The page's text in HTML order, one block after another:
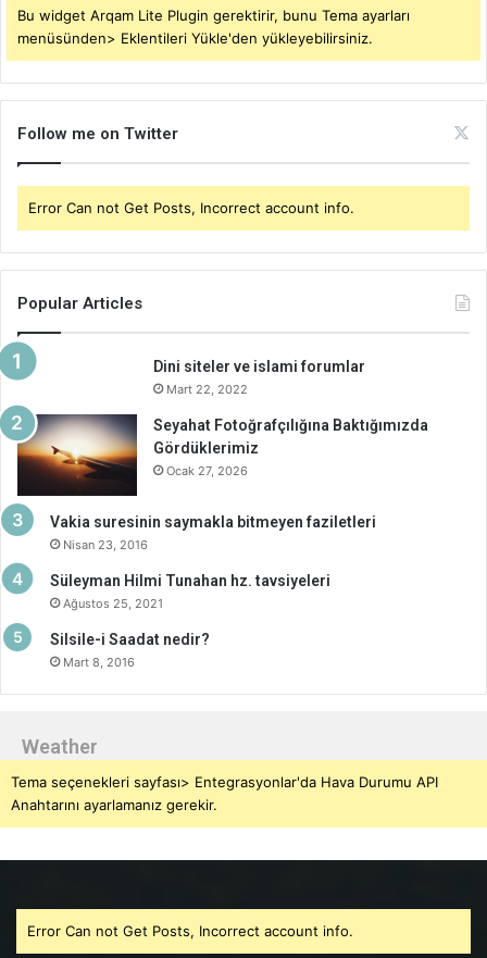
Bu widget Arqam Lite Plugin gerektirir, bunu Tema ayarları
menüsünden> Eklentileri Yükle'den yükleyebilirsiniz.
Follow me on Twitter
Error Can not Get Posts, Incorrect account info.
Popular Articles
Dini siteler ve islami forumlar
Mart 22, 2022
Seyahat Fotoğrafçılığına Baktığımızda
Gördüklerimiz
Ocak 27, 2026
Vakia suresinin saymakla bitmeyen faziletleri
Nisan 23, 2016
Süleyman Hilmi Tunahan hz. tavsiyeleri
Ağustos 25, 2021
Silsile-i Saadat nedir?
Mart 8, 2016
Weather
Tema seçenekleri sayfası> Entegrasyonlar'da Hava Durumu API
Anahtarını ayarlamanız gerekir.
Error Can not Get Posts, Incorrect account info.